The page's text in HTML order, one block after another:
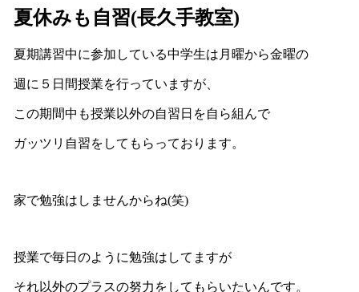
夏休みも自習(長久手教室)
夏期講習中に参加している中学生は月曜から金曜の
週に５日間授業を行っていますが、
この期間中も授業以外の自習日を自ら組んで
ガッツリ自習をしてもらっております。
家で勉強はしませんからね(笑)
授業で毎日のように勉強はしてますが
それ以外のプラスの努力をしてもらいたいんです。